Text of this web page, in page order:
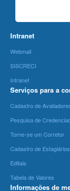
Intranet
Webmail
SISCRECI
Intranet
Serviços para a
Cadastro de
Pesquisa de
Torne-se um Corretor
Cadastro de
Editais
Tabela de Valores
Informações de